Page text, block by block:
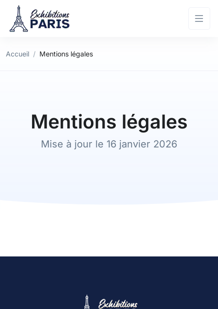
Accueil Mentions légales
Mentions légales
Mise à jour le 16 janvier 2026